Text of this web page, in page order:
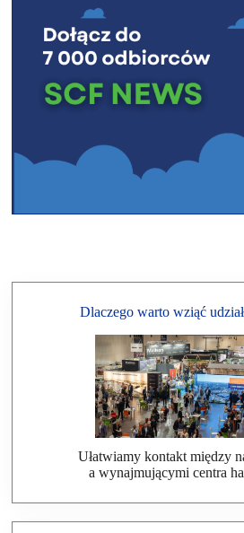
Dlaczego warto wziąć
Ułatwiamy kontakt między
a wynajmującymi centra